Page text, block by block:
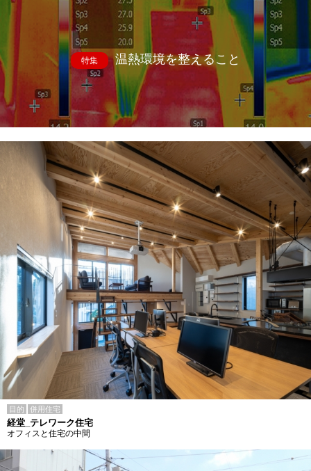
特集 温熱環境を整えること
目的 併用住宅
経堂_テレワーク住宅
オフィスと住宅の中間